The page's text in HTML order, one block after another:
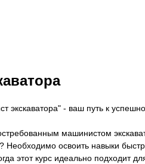
экскаватора" - ваш путь к
машинистом
Необходимо освоить навыки
этот курс идеально подходит